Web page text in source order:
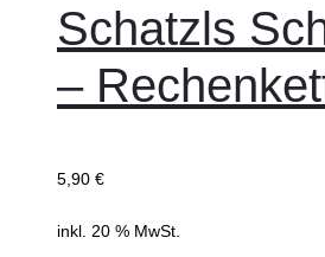
Schatzls
–
5,90 €
inkl. 20 % MwSt.